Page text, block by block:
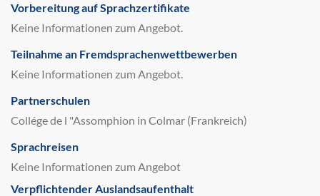
Vorbereitung auf Sprachzertifikate
Keine Informationen zum Angebot.
Teilnahme an Fremdsprachenwettbewerben
Keine Informationen zum Angebot.
Partnerschulen
Collége de l "Assomphion in Colmar (Frankreich)
Sprachreisen
Keine Informationen zum Angebot
Verpflichtender Auslandsaufenthalt